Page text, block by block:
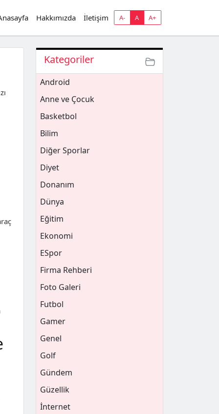
Hakkımızda İletişim A- A A+
Kategoriler
Android
Anne ve Çocuk
Basketbol
Bilim
Diğer Sporlar
Diyet
Donanım
Dünya
Eğitim
Ekonomi
ESpor
Firma Rehberi
Foto Galeri
Futbol
Gamer
Genel
Golf
Gündem
Güzellik
İnternet